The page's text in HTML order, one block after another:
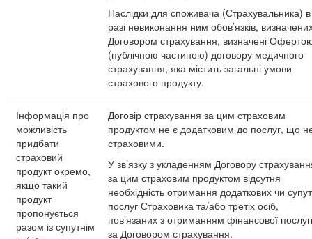
Наслідки для споживача (Страхувальника) в
разі невиконання ним обов’язків,
Договором страхування, визначені
(публічною частиною) договору медичного
страхування, яка містить загальні умови
страхового продукту.
Інформація про
можливість
придбати
страховий
продукт окремо,
якщо такий
продукт
пропонується
разом із супутнім
Договір страхування за цим страховим
продуктом не є додатковим до послуг, що
страховими.
У зв’язку з укладенням Договору
за цим страховим продуктом відсутня
необхідність отримання додаткових чи
послуг Страховика та/або третіх осіб,
пов’язаних з отриманням фінансової
за Договором страхування.